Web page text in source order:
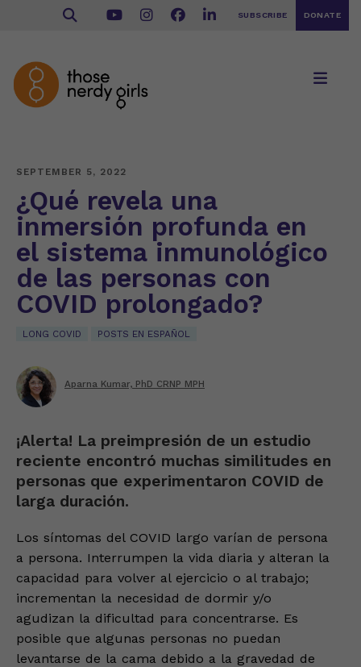
SUBSCRIBE DONATE
SEPTEMBER 5, 2022
¿Qué revela una
inmersión profunda en
el sistema inmunológico
de las personas con
COVID prolongado?
LONG COVID POSTS EN ESPAÑOL
Aparna Kumar, PhD CRNP MPH
¡Alerta! La preimpresión de un estudio
reciente encontró muchas similitudes en
personas que experimentaron COVID de
larga duración.
Los síntomas del COVID largo varían de persona
a persona. Interrumpen la vida diaria y alteran la
capacidad para volver al ejercicio o al trabajo;
incrementan la necesidad de dormir y/o
agudizan la dificultad para concentrarse. Es
posible que algunas personas no puedan
levantarse de la cama debido a la gravedad de